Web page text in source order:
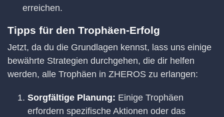
erreichen.
Tipps für den Trophäen-Erfolg
Jetzt, da du die Grundlagen kennst, lass uns einige
bewährte Strategien durchgehen, die dir helfen
werden, alle Trophäen in ZHEROS zu erlangen:
Sorgfältige Planung: Einige Trophäen
erfordern spezifische Aktionen oder das